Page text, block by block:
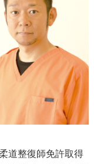
道整復師免許取得